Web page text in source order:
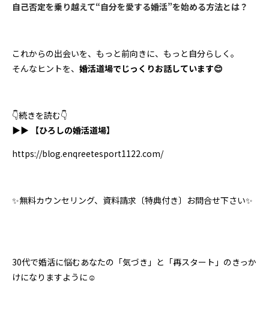
自己否定を乗り越えて“自分を愛する婚活”を始める方法とは？
これからの出会いを、もっと前向きに、もっと自分らしく。
そんなヒントを、 婚活道場でじっくりお話しています😊
👇続きを読む👇
▶▶
【ひろしの婚活道場】
https://blog.enqreetesport1122.com/
✨無料カウンセリング、資料請求〔特典付き〕お問合せ下さい✨
30代で婚活に悩むあなたの「気づき」と「再スタート」のきっか
けになりますように☺️